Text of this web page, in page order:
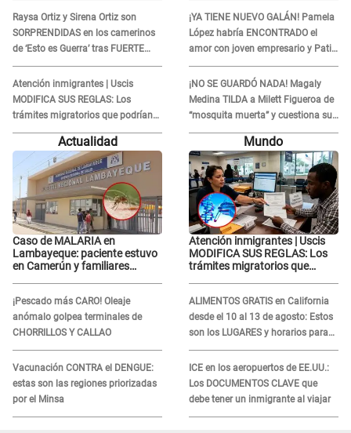
Raysa Ortiz y Sirena Ortiz son
SORPRENDIDAS en los camerinos
de ‘Esto es Guerra’ tras FUERTE
ENFRENTAMIENTO con Gabriel
Moisés: “Gracias”
Atención inmigrantes | Uscis
MODIFICA SUS REGLAS: Los
trámites migratorios que podrían
necesitar tu prueba de ADN
¡YA TIENE NUEVO GALÁN! Pamela
López habría ENCONTRADO el
amor con joven empresario y Pati
Lorena la ECHA en VIVO
¡NO SE GUARDÓ NADA! Magaly
Medina TILDA a Milett Figueroa de
“mosquita muerta” y cuestiona su
RECONCILIACIÓN con Marcelo
Tinelli en TV argentina
Actualidad
Caso de MALARIA en
Lambayeque: paciente estuvo
en Camerún y familiares
¡Pescado más CARO! Oleaje
anómalo golpea terminales de
CHORRILLOS Y CALLAO
Vacunación CONTRA el DENGUE:
estas son las regiones priorizadas
por el Minsa
Mundo
Atención inmigrantes | Uscis
MODIFICA SUS REGLAS: Los
trámites migratorios que
ALIMENTOS GRATIS en California
desde el 10 al 13 de agosto: Estos
son los LUGARES y horarios para
recibir la ayuda
ICE en los aeropuertos de EE.UU.:
Los DOCUMENTOS CLAVE que
debe tener un inmigrante al viajar